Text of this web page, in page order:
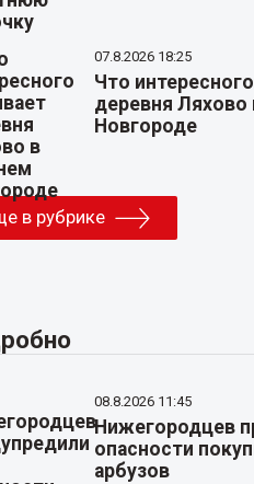
07.8.2026 18:25
Что
деревня
Новгороде
в рубрике
08.8.2026 11:45
Нижегородцев
опасности
арбузов